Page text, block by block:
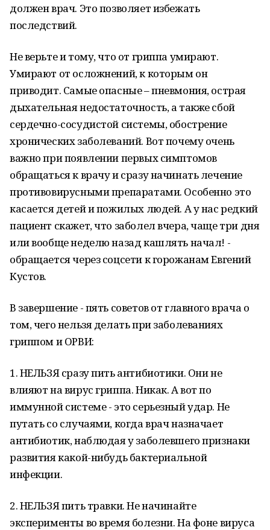
должен врач. Это позволяет избежать
последствий.
Не верьте и тому, что от гриппа умирают.
Умирают от осложнений, к которым он
приводит. Самые опасные – пневмония, острая
дыхательная недостаточность, а также сбой
сердечно-сосудистой системы, обострение
хронических заболеваний. Вот почему очень
важно при появлении первых симптомов
обращаться к врачу и сразу начинать лечение
противовирусными препаратами. Особенно это
касается детей и пожилых людей. А у нас редкий
пациент скажет, что заболел вчера, чаще три дня
или вообще неделю назад кашлять начал! -
обращается через соцсети к горожанам Евгений
Кустов.
В завершение - пять советов от главного врача о
том, чего нельзя делать при заболеваниях
гриппом и ОРВИ:
1. НЕЛЬЗЯ сразу пить антибиотики. Они не
влияют на вирус гриппа. Никак. А вот по
иммунной системе - это серьезный удар. Не
путать со случаями, когда врач назначает
антибиотик, наблюдая у заболевшего признаки
развития какой-нибудь бактериальной
инфекции.
2. НЕЛЬЗЯ пить травки. Не начинайте
эксперименты во время болезни. На фоне вируса